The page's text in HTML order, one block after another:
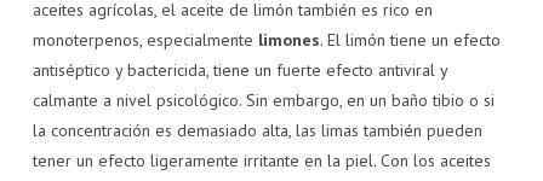
aceites agrícolas, el aceite de limón también es rico en
monoterpenos, especialmente limones. El limón tiene un efecto
antiséptico y bactericida, tiene un fuerte efecto antiviral y
calmante a nivel psicológico. Sin embargo, en un baño tibio o si
la concentración es demasiado alta, las limas también pueden
tener un efecto ligeramente irritante en la piel. Con los aceites